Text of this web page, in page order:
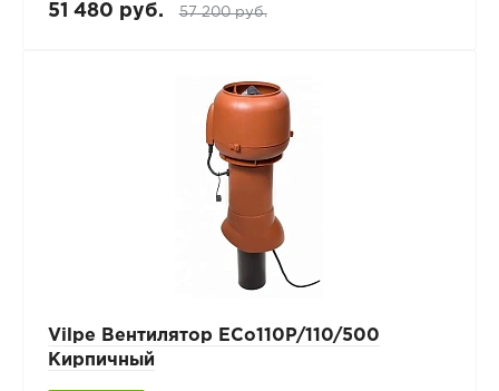
51 480 руб. 57 200 руб.
Vilpe Вентилятор ECo110P/110/500
Кирпичный